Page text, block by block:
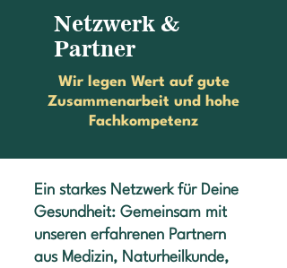
Netzwerk &
Partner
Wir legen Wert auf gute
Zusammenarbeit und hohe
Fachkompetenz
Ein starkes Netzwerk für Deine
Gesundheit: Gemeinsam mit
unseren erfahrenen Partnern
aus Medizin, Naturheilkunde,